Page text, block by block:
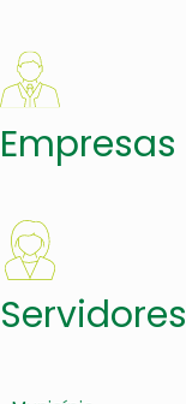
Empresas
Servidores